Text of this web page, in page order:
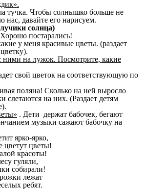
тучка. Чтобы солнышко больше не
нас, давайте его нарисуем.
солнца)
постарались!
у меня красивые цветы. (раздает
ними на лужок. Посмотрите, какие
свой цветок на соответствующую по
поляна! Сколько на ней выросло
слетаются на них. (Раздает детям
. Дети держат бабочек, бегают
музыки сажают бабочку на
ярко-ярко,
цветы!
лежат
ребят.